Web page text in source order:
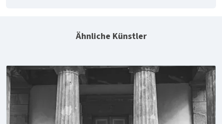
Ähnliche Künstler